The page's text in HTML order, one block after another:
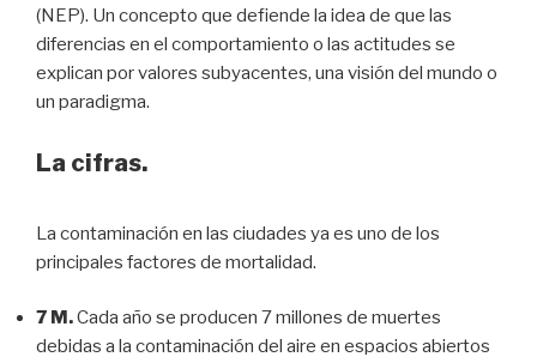
(NEP). Un concepto que defiende la idea de que las
diferencias en el comportamiento o las actitudes se
explican por valores subyacentes, una visión del mundo o
un paradigma.
La cifras.
La contaminación en las ciudades ya es uno de los
principales factores de mortalidad.
7 M.Cada año se producen 7 millones de muertes
debidas a la contaminación del aire en espacios abiertos